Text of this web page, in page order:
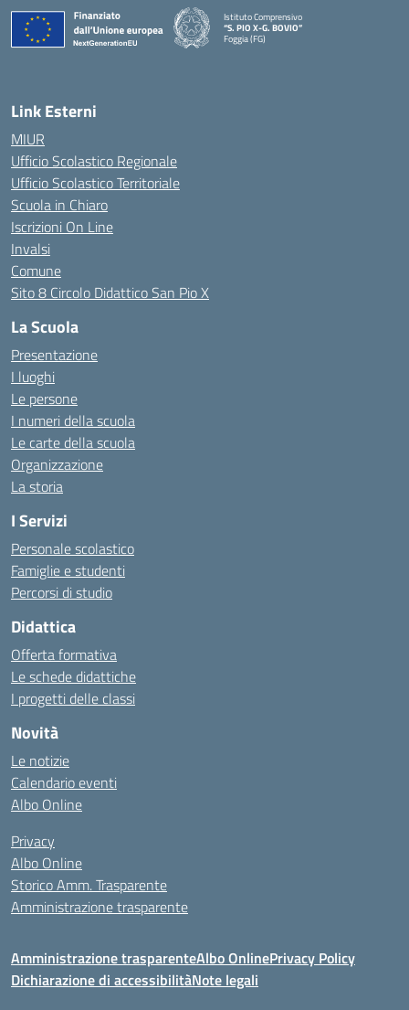
Istituto Comprensivo
“S. PIO X-G. BOVIO”
Foggia (FG)
— Visita la pagina iniziale della scuola
Link Esterni
MIUR
Ufficio Scolastico Regionale
Ufficio Scolastico Territoriale
Scuola in Chiaro
Iscrizioni On Line
Invalsi
Comune
Sito 8 Circolo Didattico San Pio X
La Scuola
Presentazione
I luoghi
Le persone
I numeri della scuola
Le carte della scuola
Organizzazione
La storia
I Servizi
Personale scolastico
Famiglie e studenti
Percorsi di studio
Didattica
Offerta formativa
Le schede didattiche
I progetti delle classi
Novità
Le notizie
Calendario eventi
Albo Online
Privacy
Albo Online
Storico Amm. Trasparente
Amministrazione trasparente
Amministrazione trasparenteAlbo OnlinePrivacy Policy
Dichiarazione di accessibilitàNote legali